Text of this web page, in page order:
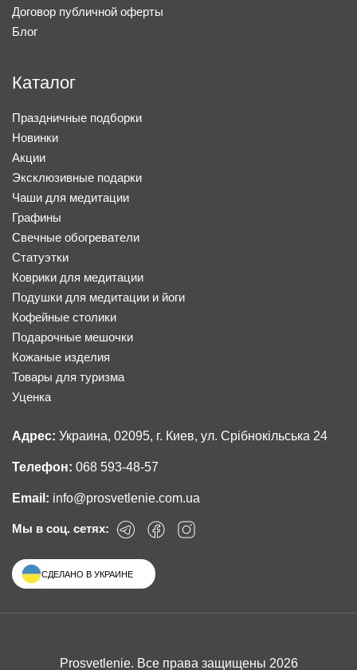
Договор публичной оферты
Блог
Каталог
Праздничные подборки
Новинки
Акции
Эксклюзивные подарки
Чаши для медитации
Графины
Свечные обогреватели
Статуэтки
Коврики для медитации
Подушки для медитации и йоги
Кофейные столики
Подарочные мешочки
Кожаные изделия
Товары для туризма
Уценка
Адрес: Украина, 02095, г. Киев, ул. Срібнокільська 24
Телефон: 068 593-48-57
Email: info@prosvetlenie.com.ua
Мы в соц. сетях:
СДЕЛАНО В УКРАИНЕ
Prosvetlenie. Все права защищены 2026